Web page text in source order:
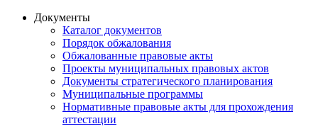
Документы
Каталог документов
Порядок обжалования
Обжалованные правовые акты
Проекты муниципальных правовых актов
Документы стратегического планирования
Муниципальные программы
Нормативные правовые акты для прохождения
аттестации